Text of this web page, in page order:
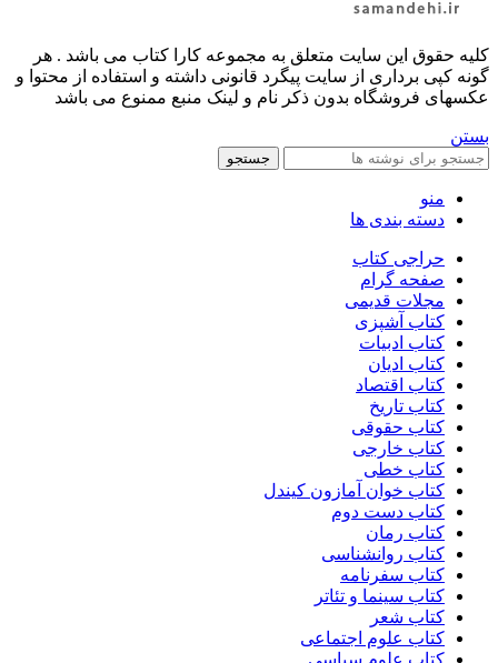
کليه حقوق اين سايت متعلق به مجموعه کارا کتاب می باشد . هر
گونه کپی برداری از سایت پیگرد قانونی داشته و استفاده از محتوا و
عکسهای فروشگاه بدون ذکر نام و لینک منبع ممنوع می باشد
بستن
جستجو
منو
دسته بندی ها
حراجی کتاب
صفحه گرام
مجلات قدیمی
کتاب آشپزی
کتاب ادبیات
کتاب ادیان
کتاب اقتصاد
کتاب تاریخ
کتاب حقوقی
کتاب خارجی
کتاب خطی
کتاب خوان آمازون کیندل
کتاب دست دوم
کتاب رمان
کتاب روانشناسی
کتاب سفرنامه
کتاب سینما و تئاتر
کتاب شعر
کتاب علوم اجتماعی